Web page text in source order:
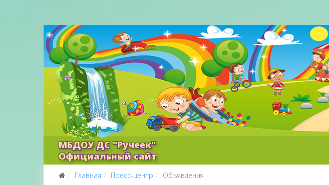
МБДОУ ДС "Ручеек"
Официальный сайт
Главная Пресс-центр Объявления